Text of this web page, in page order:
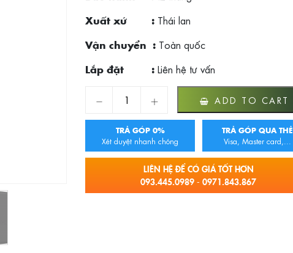
Xuất xứ : Thái lan
Vận chuyển : Toàn quốc
Lắp đặt : Liên hệ tư vấn
QUẠT ĐỨNG MITSUBISHI LV16S-RA quantity
ADD TO CART
TRẢ GÓP 0%
Xét duyệt nhanh chóng
TRẢ GÓP QUA THẺ
Visa, Master card,...
LIÊN HỆ ĐỂ CÓ GIÁ TỐT HƠN
093.445.0989 - 0971.843.867